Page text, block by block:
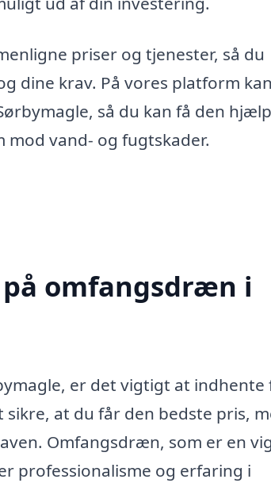
priser og tjenester, så du
dine krav. På vores platform
så du kan få den
vand- og fugtskader.
omfangsdræn i
er det vigtigt at indhente
at du får den bedste pris,
Omfangsdræn, som er en
professionalisme og erfaring i